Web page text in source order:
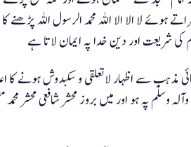
لا الا الا اللہ محمد الرسول اللہ
کی شریعت اور دین خدا پہ ایمان لاتا ہے
مذہب سے اظہار لاتعلقی و سکبدوش ہونے کا
وسلّم پہ ہو اور میں بروز محشر شافعی محشر